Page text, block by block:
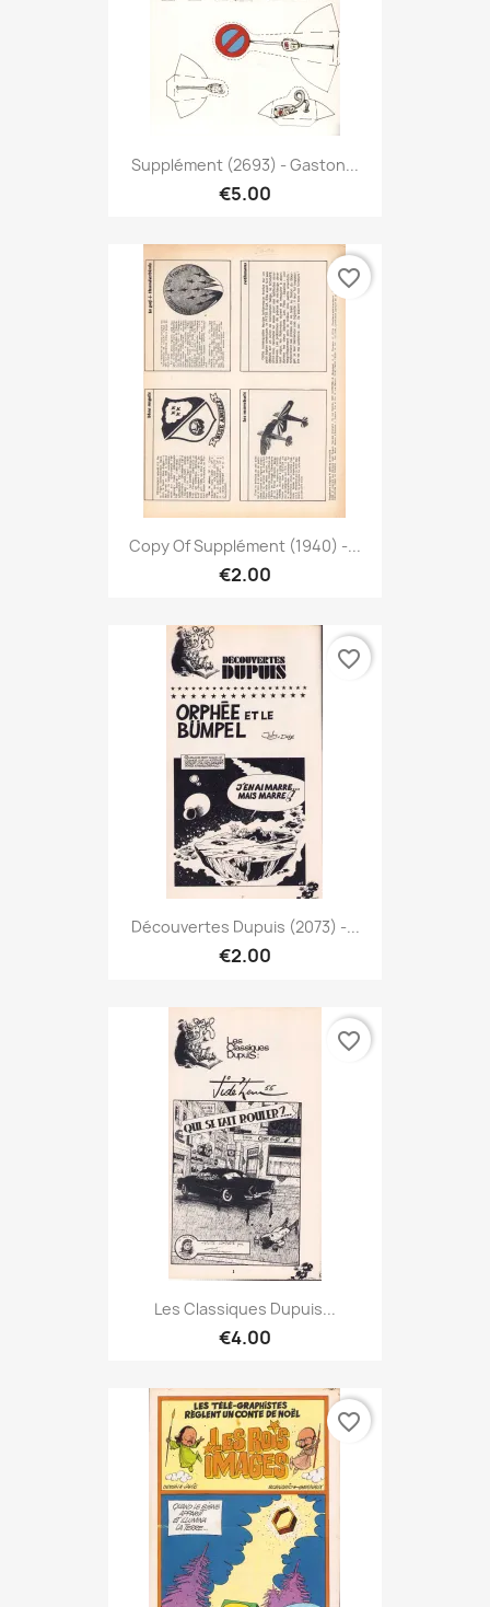
Supplément (2693) - Gaston...
€5.00
Copy Of Supplément (1940) -...
€2.00
favorite_border
Découvertes Dupuis (2073) -...
€2.00
favorite_border
Les Classiques Dupuis...
€4.00
favorite_border
favorite_border